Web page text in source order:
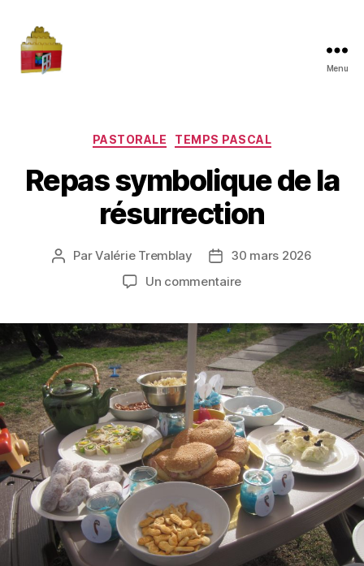
Menu
Catégories
PASTORALE TEMPS PASCAL
Repas symbolique de la
résurrection
Auteur
ParValérie Tremblay
Date
de
30 mars 2026
Un commentairesur
de
la
résurrection